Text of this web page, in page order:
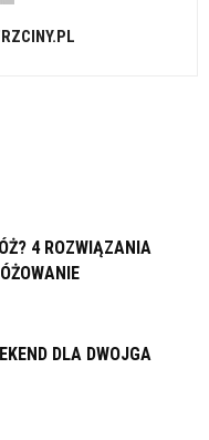
4 ROZWIĄZANIA
DLA DWOJGA